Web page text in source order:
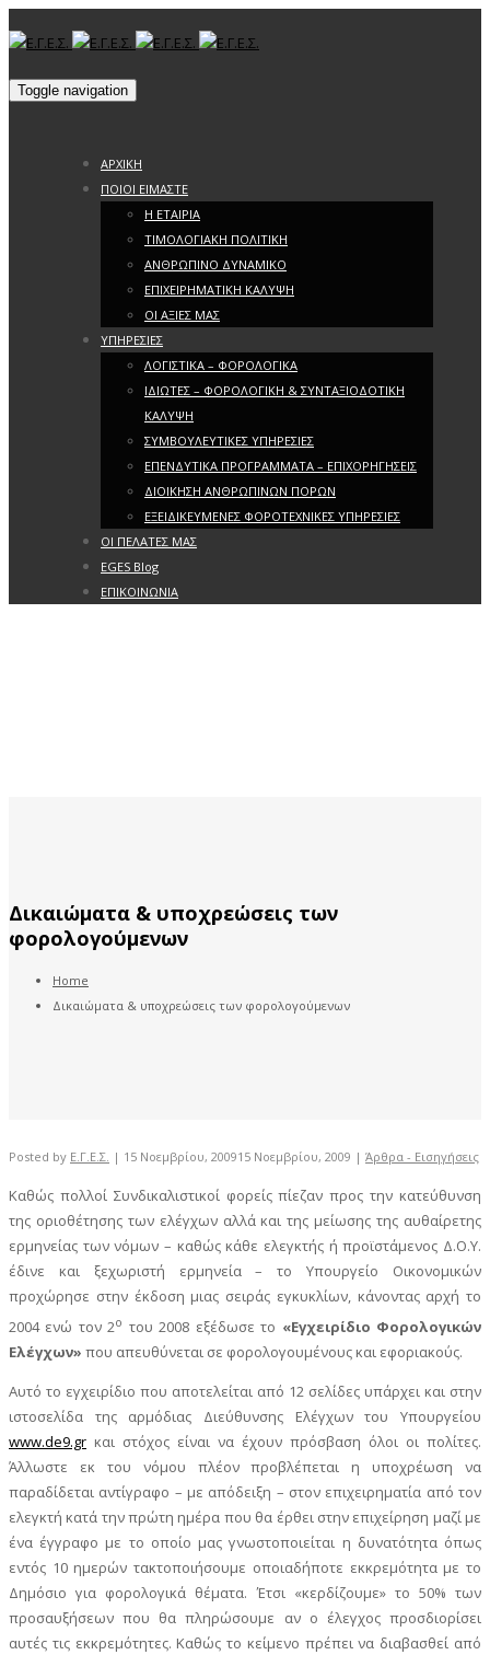
Toggle navigation
ΑΡΧΙΚΗ
ΠΟΙΟΙ ΕΙΜΑΣΤΕ
Η ΕΤΑΙΡΙΑ
ΤΙΜΟΛΟΓΙΑΚΗ ΠΟΛΙΤΙΚΗ
ΑΝΘΡΩΠΙΝΟ ΔΥΝΑΜΙΚΟ
ΕΠΙΧΕΙΡΗΜΑΤΙΚΗ ΚΑΛΥΨΗ
ΟΙ ΑΞΙΕΣ ΜΑΣ
ΥΠΗΡΕΣΙΕΣ
ΛΟΓΙΣΤΙΚΑ – ΦΟΡΟΛΟΓΙΚΑ
ΙΔΙΩΤΕΣ – ΦΟΡΟΛΟΓΙΚΗ & ΣΥΝΤΑΞΙΟΔΟΤΙΚΗ
ΚΑΛΥΨΗ
ΣΥΜΒΟΥΛΕΥΤΙΚΕΣ ΥΠΗΡΕΣΙΕΣ
ΕΠΕΝΔΥΤΙΚΑ ΠΡΟΓΡΑΜΜΑΤΑ – ΕΠΙΧΟΡΗΓΗΣΕΙΣ
ΔΙΟΙΚΗΣΗ ΑΝΘΡΩΠΙΝΩΝ ΠΟΡΩΝ
ΕΞΕΙΔΙΚΕΥΜΕΝΕΣ ΦΟΡΟΤΕΧΝΙΚΕΣ ΥΠΗΡΕΣΙΕΣ
ΟΙ ΠΕΛΑΤΕΣ ΜΑΣ
EGES Blog
ΕΠΙΚΟΙΝΩΝΙΑ
Δικαιώματα & υποχρεώσεις των
φορολογούμενων
Home
Δικαιώματα & υποχρεώσεις των φορολογούμενων
Posted by Ε.Γ.Ε.Σ. | 15 Νοεμβρίου, 200915 Νοεμβρίου, 2009 | Άρθρα - Εισηγήσεις
Καθώς πολλοί Συνδικαλιστικοί φορείς πίεζαν προς την κατεύθυνση
της οριοθέτησης των ελέγχων αλλά και της μείωσης της αυθαίρετης
ερμηνείας των νόμων – καθώς κάθε ελεγκτής ή προϊστάμενος Δ.Ο.Υ.
έδινε και ξεχωριστή ερμηνεία – το Υπουργείο Οικονομικών
προχώρησε στην έκδοση μιας σειράς εγκυκλίων, κάνοντας αρχή το
2004 ενώ τον 2ο του 2008 εξέδωσε το «Εγχειρίδιο Φορολογικών
Ελέγχων» που απευθύνεται σε φορολογουμένους και εφοριακούς.
Αυτό το εγχειρίδιο που αποτελείται από 12 σελίδες υπάρχει και στην
ιστοσελίδα της αρμόδιας Διεύθυνσης Ελέγχων του Υπουργείου
www.de9.gr και στόχος είναι να έχουν πρόσβαση όλοι οι πολίτες.
Άλλωστε εκ του νόμου πλέον προβλέπεται η υποχρέωση να
παραδίδεται αντίγραφο – με απόδειξη – στον επιχειρηματία από τον
ελεγκτή κατά την πρώτη ημέρα που θα έρθει στην επιχείρηση μαζί με
ένα έγγραφο με το οποίο μας γνωστοποιείται η δυνατότητα όπως
εντός 10 ημερών τακτοποιήσουμε οποιαδήποτε εκκρεμότητα με το
Δημόσιο για φορολογικά θέματα. Έτσι «κερδίζουμε» το 50% των
προσαυξήσεων που θα πληρώσουμε αν ο έλεγχος προσδιορίσει
αυτές τις εκκρεμότητες. Καθώς το κείμενο πρέπει να διαβασθεί από